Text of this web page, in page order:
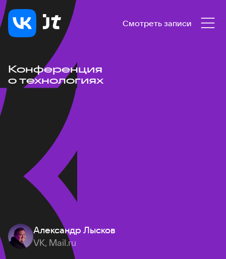
Смотреть записи
Конференция
о технологиях
Александр Лысков
VK, Mail.ru